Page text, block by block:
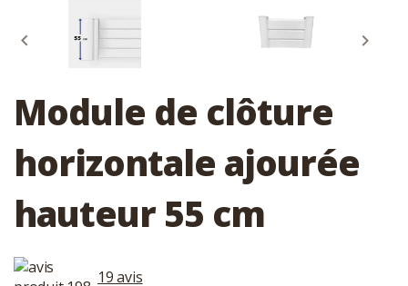
 
Module de clôture
horizontale ajourée
hauteur 55 cm
19 avis